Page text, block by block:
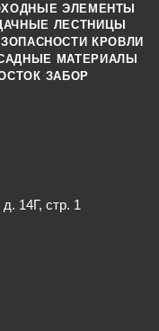
14Г, стр. 1
ЭЛЕМЕНТЫ
ЛЕСТНИЦЫ
КРОВЛИ
МАТЕРИАЛЫ
·ЗАБОР